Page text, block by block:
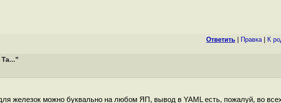
Ответить Правка| К
железок можно буквально на любом ЯП, вывод в YAML есть, пожалуй, во